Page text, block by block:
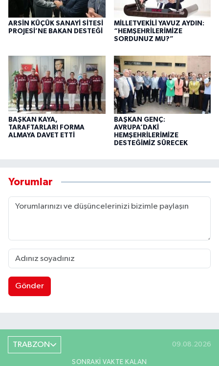
ARSİN KÜÇÜK SANAYİ SİTESİ
PROJESİ’NE BAKAN DESTEĞİ
MİLLETVEKİLİ YAVUZ AYDIN:
“HEMŞEHRİLERİMİZE
SORDUNUZ MU?”
BAŞKAN KAYA,
TARAFTARLARI FORMA
ALMAYA DAVET ETTİ
BAŞKAN GENÇ:
AVRUPA’DAKİ
HEMŞEHRİLERİMİZE
DESTEĞİMİZ SÜRECEK
Yorumlar
Gönder
TRABZON 09.08.2026
SONRAKI VAKTE KALAN